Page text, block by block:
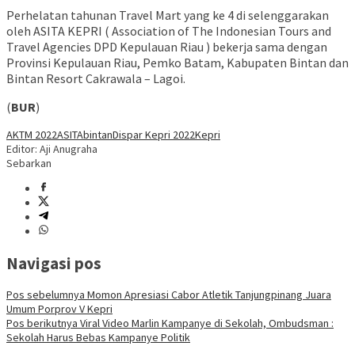
Perhelatan tahunan Travel Mart yang ke 4 di selenggarakan
oleh ASITA KEPRI ( Association of The Indonesian Tours and
Travel Agencies DPD Kepulauan Riau ) bekerja sama dengan
Provinsi Kepulauan Riau, Pemko Batam, Kabupaten Bintan dan
Bintan Resort Cakrawala – Lagoi.
(BUR)
AKTM 2022ASITAbintanDispar Kepri 2022Kepri
Editor: Aji Anugraha
Sebarkan
Navigasi pos
Pos sebelumnya Momon Apresiasi Cabor Atletik Tanjungpinang Juara
Umum Porprov V Kepri
Pos berikutnya Viral Video Marlin Kampanye di Sekolah, Ombudsman :
Sekolah Harus Bebas Kampanye Politik